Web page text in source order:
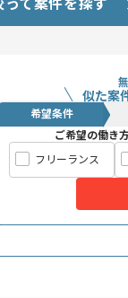
って案件を探す
似た案
希望条件
ご希望の働き
フリーランス